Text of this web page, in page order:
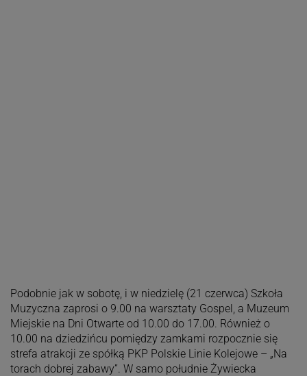
Podobnie jak w sobotę, i w niedzielę (21 czerwca) Szkoła
Muzyczna zaprosi o 9.00 na warsztaty Gospel, a Muzeum
Miejskie na Dni Otwarte od 10.00 do 17.00. Również o
10.00 na dziedzińcu pomiędzy zamkami rozpocznie się
strefa atrakcji ze spółką PKP Polskie Linie Kolejowe – „Na
torach dobrej zabawy”. W samo południe Żywiecka